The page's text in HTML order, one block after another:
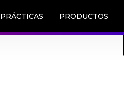
PRÁCTICAS PRODUCTOS